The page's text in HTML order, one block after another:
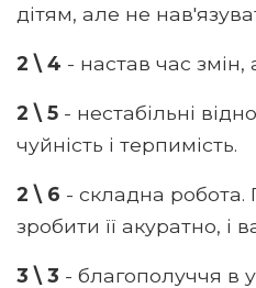
дітям, але не
2 \ 4 - настав час змін,
2 \ 5 - нестабільні
чуйність і терпимість.
2 \ 6 - складна робота.
зробити її акуратно, і
3 \ 3 - благополуччя в